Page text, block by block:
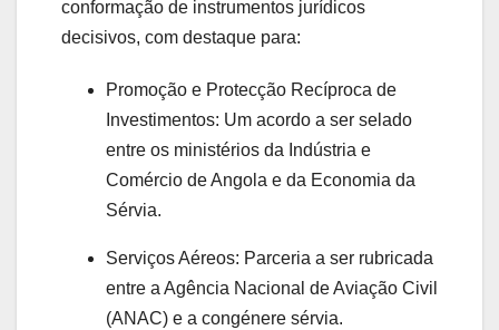
conformação de instrumentos jurídicos
decisivos, com destaque para:
Promoção e Protecção Recíproca de
Investimentos: Um acordo a ser selado
entre os ministérios da Indústria e
Comércio de Angola e da Economia da
Sérvia.
Serviços Aéreos: Parceria a ser rubricada
entre a Agência Nacional de Aviação Civil
(ANAC) e a congénere sérvia.